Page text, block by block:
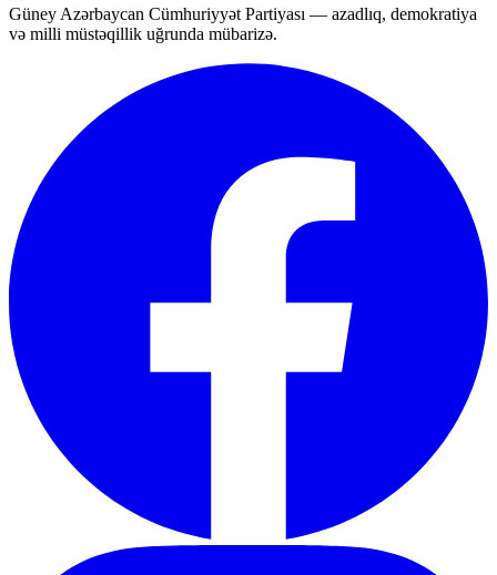
Güney Azərbaycan Cümhuriyyət Partiyası — azadlıq, demokratiya
və milli müstəqillik uğrunda mübarizə.